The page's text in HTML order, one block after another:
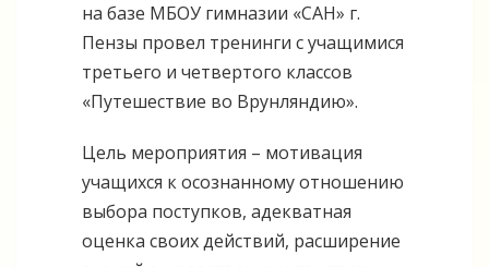
на базе МБОУ гимназии «САН» г.
Пензы провел тренинги с учащимися
третьего и четвертого классов
«Путешествие во Врунляндию».
Цель мероприятия – мотивация
учащихся к осознанному отношению
выбора поступков, адекватная
оценка своих действий, расширение